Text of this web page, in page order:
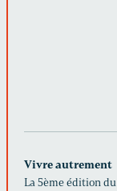
Vivre autrement
La 5ème édition